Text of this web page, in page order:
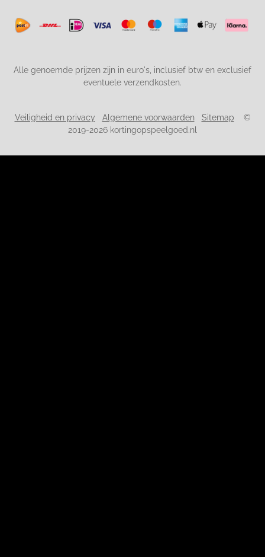
Alle genoemde prijzen zijn in euro's, inclusief btw en exclusief
eventuele verzendkosten.
Veiligheid en privacy Algemene voorwaarden Sitemap ©
2019-2026 kortingopspeelgoed.nl